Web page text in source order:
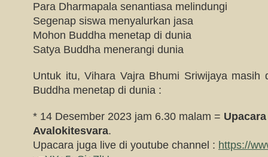
Para Dharmapala senantiasa melindungi
Segenap siswa menyalurkan jasa
Mohon Buddha menetap di dunia
Satya Buddha menerangi dunia
Untuk itu, Vihara Vajra Bhumi Sriwijaya masih
Buddha menetap di dunia :
* 14 Desember 2023 jam 6.30 malam =
Avalokitesvara.
Upacara juga live di youtube channel : https://